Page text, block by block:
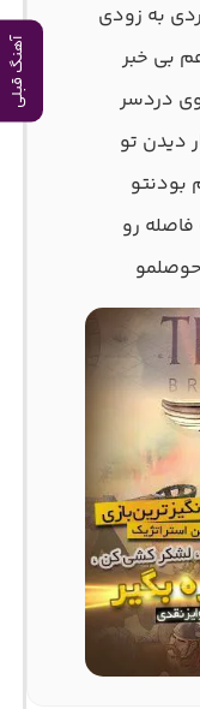
آهنگ قبلی
به زودی
بی خبر
دردسر
دیدن تو
بودنتو
رو
حوصلمو